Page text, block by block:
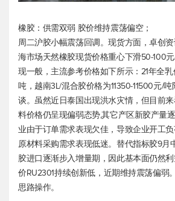
橡胶：供需双弱 胶价维持震荡偏空；
周二沪胶小幅震荡回调。现货方面，卓创
海市场天然橡胶现货价格重心下滑50-100
现一般，主流参考价格如下所示：21年全乳
吨，越南3L/混合胶价格为11350-11500元/
谈。虽然近日泰国出现洪水灾情，但目前
料价格仍呈现偏弱态势,其它产区新胶产量
业由于订单需求表现欠佳，导致企业开工
原材料采购需求表现低迷。替代指标胶9月
胶进口逐渐步入增量期，因此基本面仍然
价RU2301持续创新低，近期维持震荡偏弱
思路操作。